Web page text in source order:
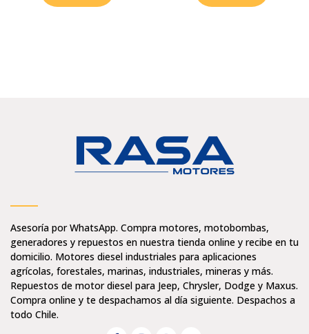
Asesoría por WhatsApp. Compra motores, motobombas,
generadores y repuestos en nuestra tienda online y recibe en tu
domicilio. Motores diesel industriales para aplicaciones
agrícolas, forestales, marinas, industriales, mineras y más.
Repuestos de motor diesel para Jeep, Chrysler, Dodge y Maxus.
Compra online y te despachamos al día siguiente. Despachos a
todo Chile.